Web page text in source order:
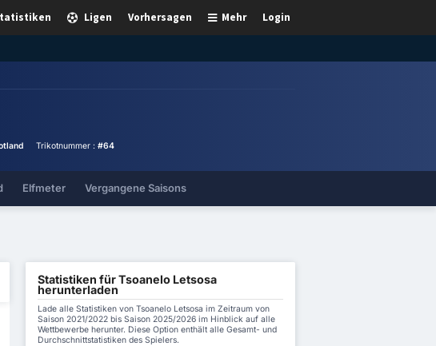
Login
Mehr
Vorhersagen
Ligen
Trikotnummer : #64
Elfmeter Vergangene Saisons
Statistiken für Tsoanelo Letsosa
herunterladen
Lade alle Statistiken von Tsoanelo Letsosa im Zeitraum von
Saison 2021/2022 bis Saison 2025/2026 im Hinblick auf alle
Wettbewerbe herunter. Diese Option enthält alle Gesamt- und
Durchschnittstatistiken des Spielers.